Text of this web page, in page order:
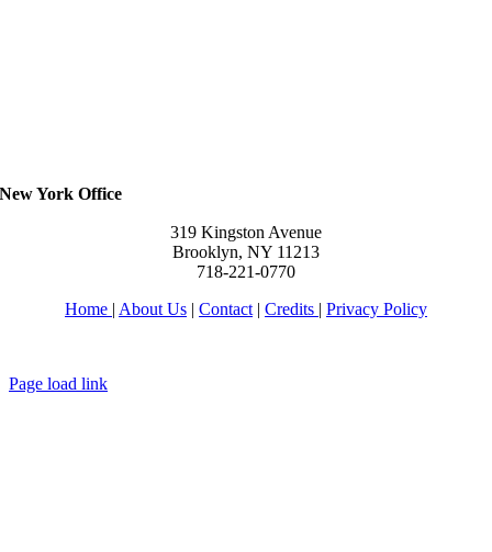
New York Office
319 Kingston Avenue
Brooklyn, NY 11213
718-221-0770
Home | About Us | Contact | Credits | Privacy Policy
Page load link